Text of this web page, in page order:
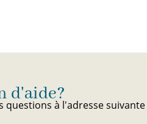
d'aide?
à l'adresse suivante